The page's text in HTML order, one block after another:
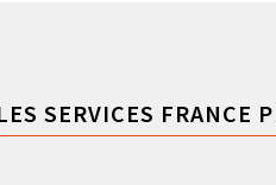
SERVICES FRANCE